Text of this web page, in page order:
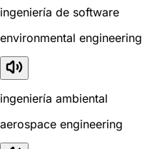
ingeniería de software
environmental engineering
ingeniería ambiental
aerospace engineering